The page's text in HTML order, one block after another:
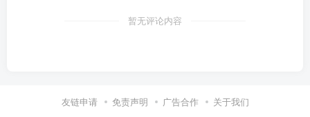
暂无评论内容
友链申请 免责声明 广告合作 关于我们